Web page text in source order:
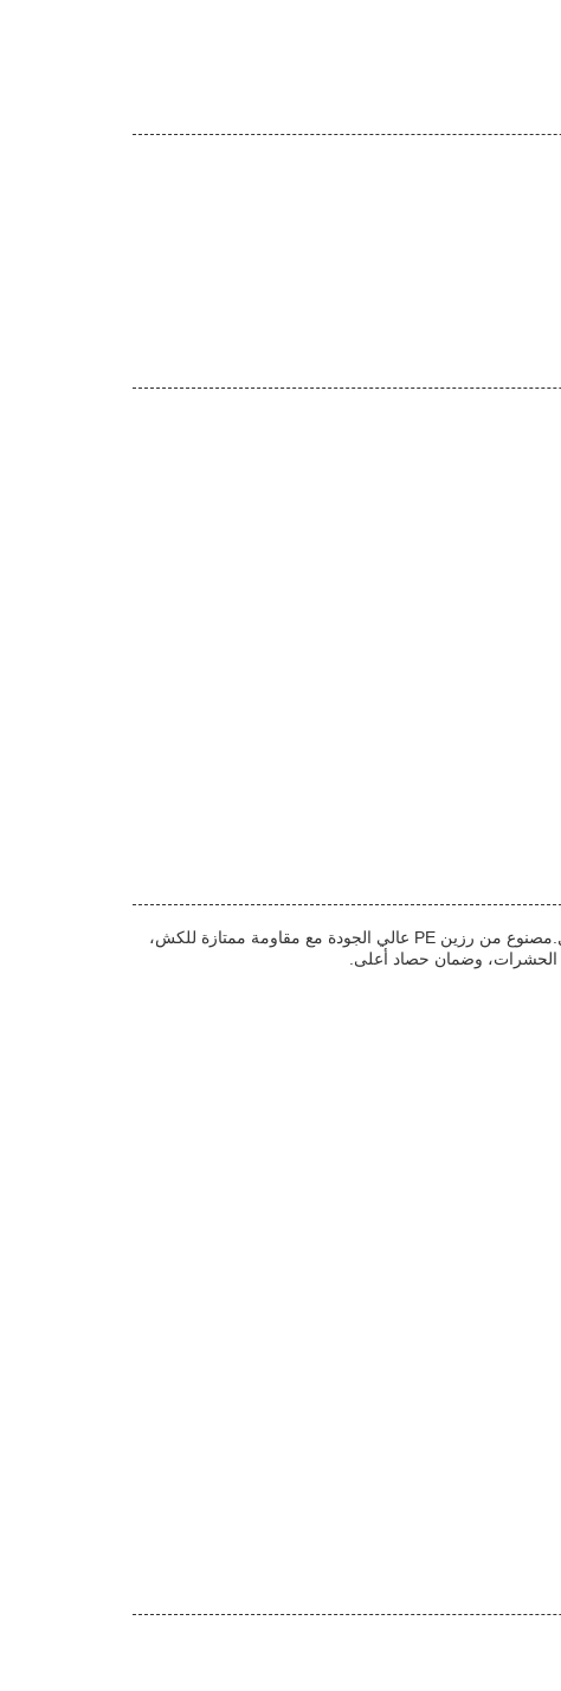
الزراعة شبكة الحشرات هي حاجز حشرات زراعية فعال للغاية لشبكة استبعاد الحشرات الزراعية وشبكة استبعاد الحشرات في المحاصيل.مصنوع من رزين PE عالي الجودة مع مقاومة ممتازة للكش،
الحشرات، وضمان حصاد أعلى.